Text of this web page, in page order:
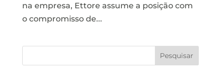
na empresa, Ettore assume a posição com
o compromisso de...